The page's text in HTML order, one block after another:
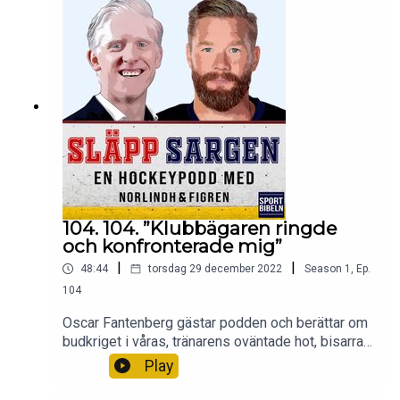
med supportrar, att coacha superprofiler och
världsstjärnor, att skadas av ett matchprogram,
vara halvdöv i en vecka, när motståndarna
hackade sönder isen, den obscena bussresan,
brutala hånen efter TV-debuten, när han drev
kanadensiska kommentatorer till vansinne, det
urspårade domarsnacket, att beskyddas av
kravallpolis, oväntade jobbförfrågningarna – och
mycket mer.
104. 104. ”Klubbägaren ringde
och konfronterade mig”
48:44 torsdag 29 december 2022 Season 1 , Ep.
104
Oscar Fantenberg gästar podden och berättar om
budkriget i våras, tränarens oväntade hot, bisarra
trejdeftermiddagen, 40-gradersomställning i NHL,
Kovaltjuks besatthet, chockerande
Play